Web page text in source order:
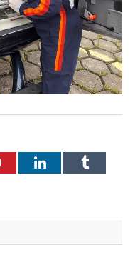
PinterestLinkedInTumblr